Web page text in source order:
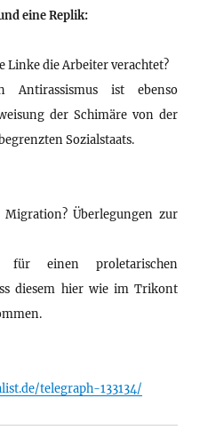
eine Replik:
Linke die Arbeiter verachtet?
ist ebenso
der Schimäre von der
Sozialstaats.
Überlegungen zur
für einen proletarischen
diesem hier wie im Trikont
telegraph-133134/